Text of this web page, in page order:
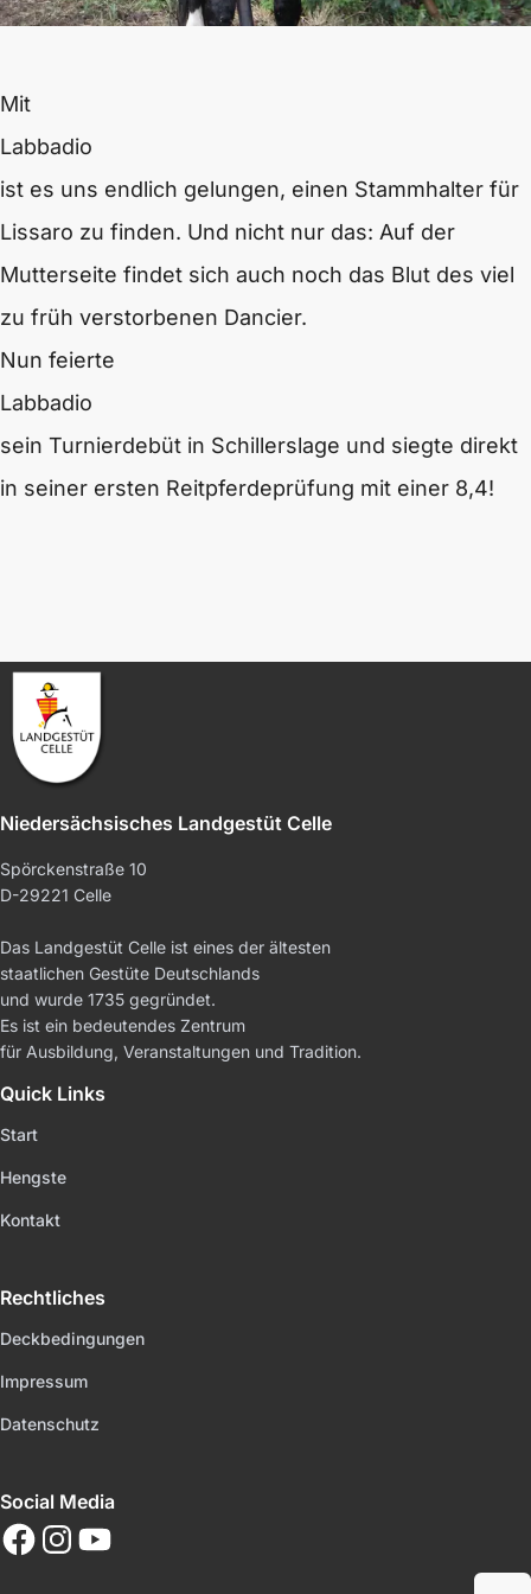
Mit
Labbadio
ist es uns endlich gelungen, einen Stammhalter für
Lissaro zu finden. Und nicht nur das: Auf der
Mutterseite findet sich auch noch das Blut des viel
zu früh verstorbenen Dancier.
Nun feierte
Labbadio
sein Turnierdebüt in Schillerslage und siegte direkt
in seiner ersten Reitpferdeprüfung mit einer 8,4!
Niedersächsisches Landgestüt Celle
Spörckenstraße 10
D-29221 Celle
Das Landgestüt Celle ist eines der ältesten
staatlichen Gestüte Deutschlands
und wurde 1735 gegründet.
Es ist ein bedeutendes Zentrum
für Ausbildung, Veranstaltungen und Tradition.
Quick Links
Start
Hengste
Kontakt
Rechtliches
Deckbedingungen
Impressum
Datenschutz
Social Media